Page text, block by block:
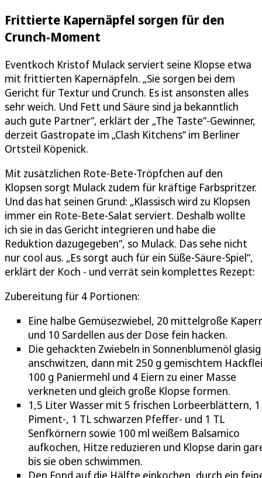
Frittierte Kapernäpfel sorgen für den
Crunch-Moment
Eventkoch Kristof Mulack serviert seine Klopse etwa
mit frittierten Kapernäpfeln. „Sie sorgen bei dem
Gericht für Textur und Crunch. Es ist ansonsten alles
sehr weich. Und Fett und Säure sind ja bekanntlich
auch gute Partner“, erklärt der „The Taste“-Gewinner,
derzeit Gastropate im „Clash Kitchens“ im Berliner
Ortsteil Köpenick.
Mit zusätzlichen Rote-Bete-Tröpfchen auf den
Klopsen sorgt Mulack zudem für kräftige Farbspritzer.
Und das hat seinen Grund: „Klassisch wird zu Klopsen
immer ein Rote-Bete-Salat serviert. Deshalb wollte
ich sie in das Gericht integrieren und habe die
Reduktion dazugegeben“, so Mulack. Das sehe nicht
nur cool aus. „Es sorgt auch für ein Süße-Säure-Spiel“,
erklärt der Koch - und verrät sein komplettes Rezept:
Zubereitung für 4 Portionen:
Eine halbe Gemüsezwiebel, 20 mittelgroße
und 10 Sardellen aus der Dose fein hacken.
Die gehackten Zwiebeln in Sonnenblumenöl glasig
anschwitzen, dann mit 250 g gemischtem
100 g Paniermehl und 4 Eiern zu einer Masse
verkneten und gleich große Klopse formen.
1,5 Liter Wasser mit 5 frischen Lorbeerblättern, 1
Piment-, 1 TL schwarzen Pfeffer- und 1 TL
Senfkörnern sowie 100 ml weißem Balsamico
aufkochen, Hitze reduzieren und Klopse darin
bis sie oben schwimmen.